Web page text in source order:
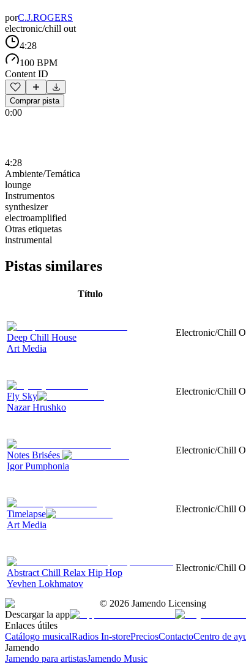
porC.J.ROGERS
electronic/chill out
4:28
100 BPM
Content ID
Comprar pista
0:00
4:28
Ambiente/Temática
lounge
Instrumentos
synthesizer
electroamplified
Otras etiquetas
instrumental
Pistas similares
Título
Deep Chill House
Art Media
Electronic/Chill
Fly Sky
Nazar Hrushko
Electronic/Chill
Notes Brisées
Igor Pumphonia
Electronic/Chill
Timelapse
Art Media
Electronic/Chill
Abstract Chill Relax Hip Hop
Yevhen Lokhmatov
Electronic/Chill
© 2026 Jamendo Licensing
Descargar la app
Enlaces útiles
Catálogo musicalRadios In-storePreciosContactoCentro de
Jamendo
Jamendo para artistasJamendo Music